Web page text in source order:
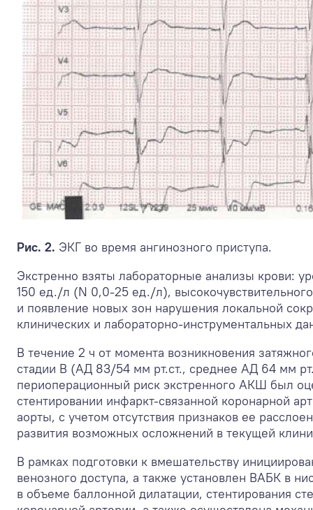
Рис. 2. ЭКГ во время ангинозного приступа.
Экстренно взяты лабораторные анализы крови:
150 ед./л (N 0,0-25 ед./л),
и появление новых зон нарушения локальной
клинических и лабораторно-инструментальных
В течение 2 ч от момента возникновения
стадии B (АД 83/54 мм рт.ст., среднее АД 64 мм
периоперационный риск экстренного АКШ был
стентировании инфаркт-связанной коронарной
аорты, с учетом отсутствия признаков ее
развития возможных осложнений в текущей
В рамках подготовки к вмешательству
венозного доступа, а также установлен ВАБК в
в объеме баллонной дилатации, стентирования